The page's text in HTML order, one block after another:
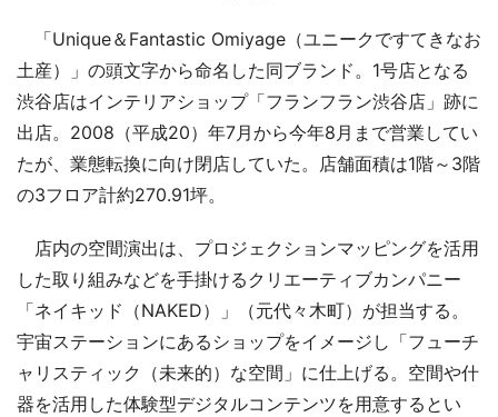
「Unique＆Fantastic Omiyage（ユニークですてきなお
土産）」の頭文字から命名した同ブランド。1号店となる
渋谷店はインテリアショップ「フランフラン渋谷店」跡に
出店。2008（平成20）年7月から今年8月まで営業してい
たが、業態転換に向け閉店していた。店舗面積は1階～3階
の3フロア計約270.91坪。
店内の空間演出は、プロジェクションマッピングを活用
した取り組みなどを手掛けるクリエーティブカンパニー
「ネイキッド（NAKED）」（元代々木町）が担当する。
宇宙ステーションにあるショップをイメージし「フューチ
ャリスティック（未来的）な空間」に仕上げる。空間や什
器を活用した体験型デジタルコンテンツを用意するとい